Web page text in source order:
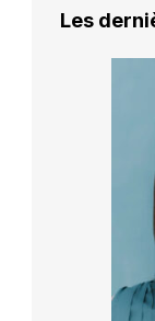
Les